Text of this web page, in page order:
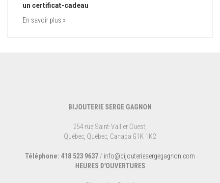
un certificat-cadeau
En savoir plus »
BIJOUTERIE SERGE GAGNON
254 rue Saint-Vallier Ouest,
Québec, Québec, Canada G1K 1K2
Téléphone: 418 523 9637 / info@bijouteriesergegagnon.com
HEURES D'OUVERTURES